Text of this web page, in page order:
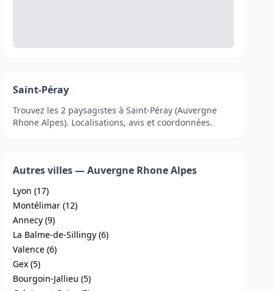
Saint-Péray
Trouvez les 2 paysagistes à Saint-Péray (Auvergne
Rhone Alpes). Localisations, avis et coordonnées.
Autres villes — Auvergne Rhone Alpes
Lyon (17)
Montélimar (12)
Annecy (9)
La Balme-de-Sillingy (6)
Valence (6)
Gex (5)
Bourgoin-Jallieu (5)